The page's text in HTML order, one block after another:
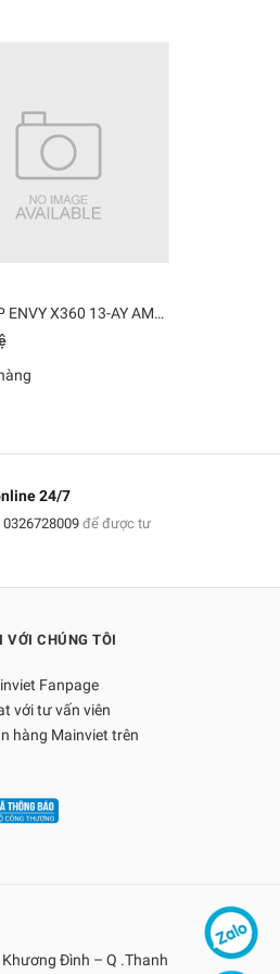
Main HP ENVY X360 13-AY AMD R7 4700U 8GB L94492-601
24/7
0326728009để được tư
VỚI CHÚNG TÔI
Fanpage
với tư vấn viên
hàng Mainviet trên
Đình – Q .Thanh